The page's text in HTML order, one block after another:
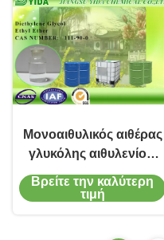
Μονοαιθυλικός αιθέρας
γλυκόλης αιθυλενίου/
διαλύτης EINECS αριθ.
203-919-7 Carbitol
Βρείτε την καλύτερη
τιμή